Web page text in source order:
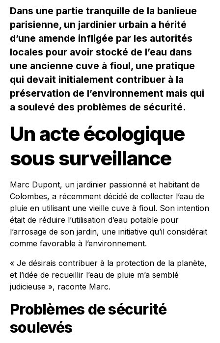
Dans une partie tranquille de la banlieue
parisienne, un jardinier urbain a hérité
d’une amende infligée par les autorités
locales pour avoir stocké de l’eau dans
une ancienne cuve à fioul, une pratique
qui devait initialement contribuer à la
préservation de l’environnement mais qui
a soulevé des problèmes de sécurité.
Un acte écologique
sous surveillance
Marc Dupont, un jardinier passionné et habitant de
Colombes, a récemment décidé de collecter l’eau de
pluie en utilisant une vieille cuve à fioul. Son intention
était de réduire l’utilisation d’eau potable pour
l’arrosage de son jardin, une initiative qu’il considérait
comme favorable à l’environnement.
« Je désirais contribuer à la protection de la planète,
et l’idée de recueillir l’eau de pluie m’a semblé
judicieuse », raconte Marc.
Problèmes de sécurité
soulevés